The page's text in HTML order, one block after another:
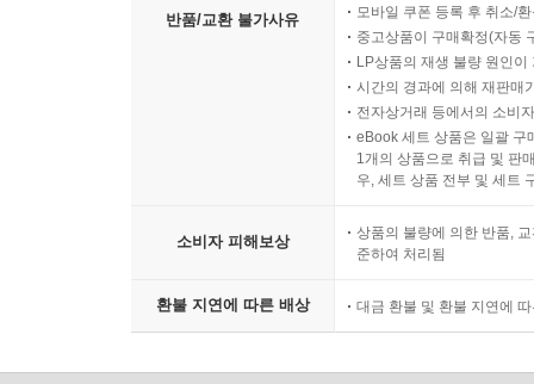
반품/교환 불가사유
모바일 쿠폰 등록 후 취소/
중고상품이 구매확정(자동
LP상품의 재생 불량 원인
시간의 경과에 의해 재판매
전자상거래 등에서의 소비
eBook 세트 상품은 일괄 구
1개의 상품으로 취급 및 판
우, 세트 상품 전부 및 세트
소비자 피해보상
상품의 불량에 의한 반품,
준하여 처리됨
환불 지연에 따른 배상 대금 환불 및 환불 지연에